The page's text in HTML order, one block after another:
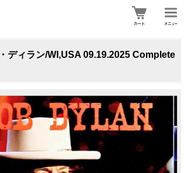
ディラン/WI,USA 09.19.2025 Complete